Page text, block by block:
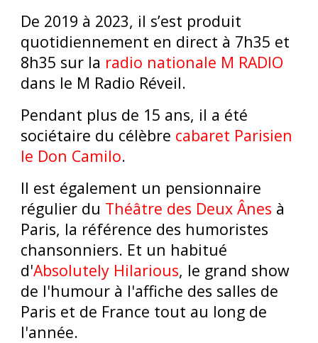
De 2019 à 2023, il s’est produit
quotidiennement en direct à 7h35 et
8h35 sur la radio nationale M RADIO
dans le M Radio Réveil.
Pendant plus de 15 ans, il a été
sociétaire du célèbre cabaret Parisien
le Don Camilo.
Il est également un pensionnaire
régulier du Théâtre des Deux Ânes à
Paris, la référence des humoristes
chansonniers. Et un habitué
d'Absolutely Hilarious, le grand show
de l'humour à l'affiche des salles de
Paris et de France tout au long de
l'année.